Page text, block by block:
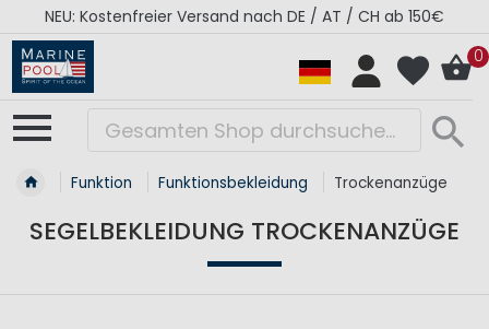
NEU: Kostenfreier Versand nach DE / AT / CH ab 150€
0
Funktion Funktionsbekleidung Trockenanzüge
SEGELBEKLEIDUNG TROCKENANZÜGE